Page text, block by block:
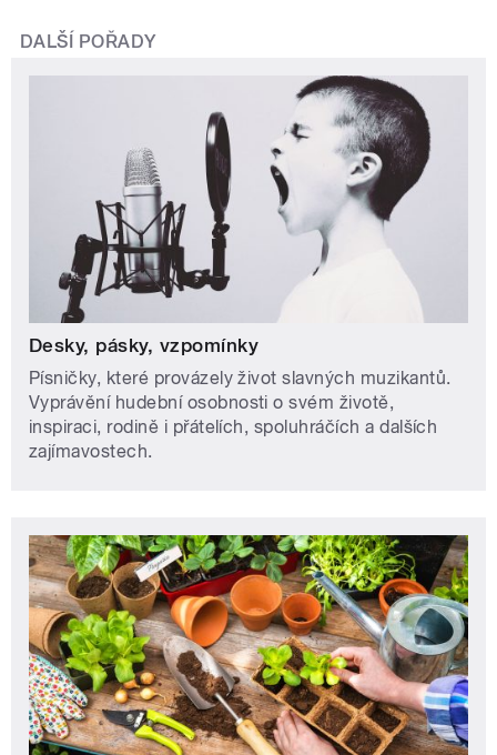
DALŠÍ POŘADY
Desky, pásky, vzpomínky
Písničky, které provázely život slavných muzikantů.
Vyprávění hudební osobnosti o svém životě,
inspiraci, rodině i přátelích, spoluhráčích a dalších
zajímavostech.